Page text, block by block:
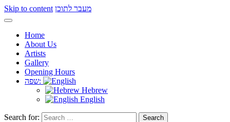
Skip to content מעבר לתוכן
Home
About Us
Artists
Gallery
Opening Hours
שפה:
Hebrew
English
Search for: